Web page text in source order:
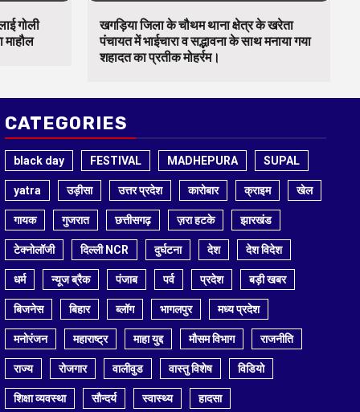
गोली
माहौल
खगड़िया जिला के चौथम थाना क्षेत्र के खरेता
पंचायत में भाईचारा व सद्भावना के साथ मनाया गया
शहादत का प्रतीक मोहर्रम।
CATEGORIES
black day FESTIVAL MADHEPURA SUPAL
yatra उड़ीसा उत्तर प्रदेश कारोबार क्राइम खेल
गायक गुजरात छत्तीसगढ़ ज़रा हटके झारखंड
टेक्नोलॉजी दिल्ली NCR दुर्घटना देश देश विदेश
धर्म न्यूज ब्रैक पंजाब पर्व प्रदेश बड़ी खबर
बिजनेस बिहार ब्लॉग भागलपुर मध्य प्रदेश
मनोरंजन महाराष्ट्र माहा युद्द मौसम विभाग राजनीति
राज्य रोजगार वालीवुड वास्तु विशेष विडियो
शिक्षा व्यवस्था सौन्दर्य स्वास्थ्य हादसा